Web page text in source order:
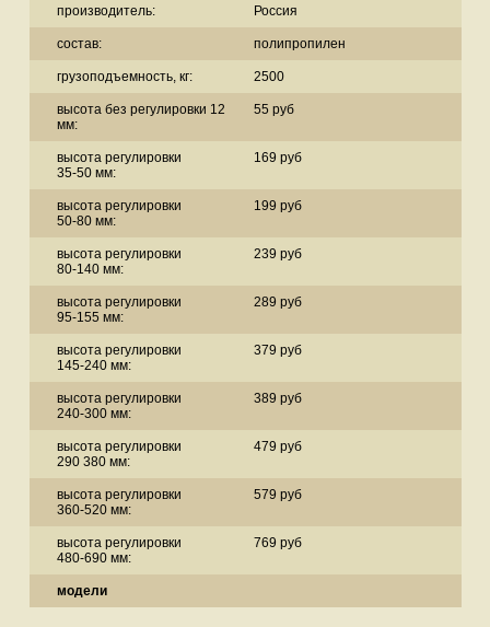
производитель: Россия
состав: полипропилен
грузоподъемность, кг: 2500
высота без регулировки 12
мм:
55 руб
высота регулировки
35-50 мм:
169 руб
высота регулировки
50-80 мм:
199 руб
высота регулировки
80-140 мм:
239 руб
высота регулировки
95-155 мм:
289 руб
высота регулировки
145-240 мм:
379 руб
высота регулировки
240-300 мм:
389 руб
высота регулировки
290 380 мм:
479 руб
высота регулировки
360-520 мм:
579 руб
высота регулировки
480-690 мм:
769 руб
модели